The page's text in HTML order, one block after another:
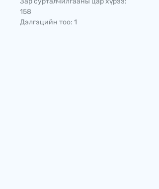
158
Дэлгэцийн тоо: 1